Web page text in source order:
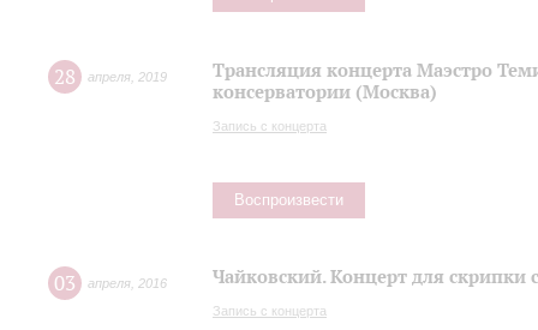
28 апреля 2019
Трансляция концерта Маэстро
консерватории (Москва)
Запись с концерта
Воспроизвести
03 апреля 2016 Чайковский. Концерт для скрипки
Запись с концерта